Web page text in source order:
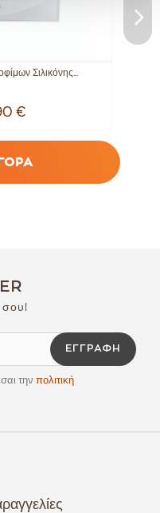
Σιλικόνης...
€
σου!
ΕΓΓΡΑΦΉ
την πολιτική